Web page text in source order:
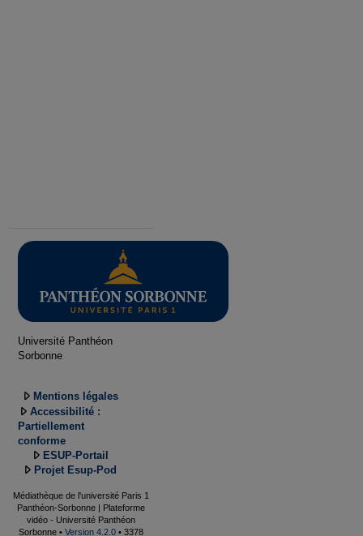
Université Panthéon
Sorbonne
Mentions légales
Accessibilité :
Partiellement
conforme
ESUP-Portail
Projet Esup-Pod
Médiathèque de l'université Paris 1
Panthéon-Sorbonne | Plateforme
vidéo - Université Panthéon
Sorbonne • Version 4.2.0 • 3378